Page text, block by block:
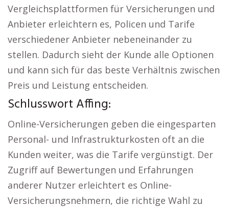
Vergleichsplattformen für Versicherungen und
Anbieter erleichtern es, Policen und Tarife
verschiedener Anbieter nebeneinander zu
stellen. Dadurch sieht der Kunde alle Optionen
und kann sich für das beste Verhältnis zwischen
Preis und Leistung entscheiden.
Schlusswort Affing:
Online-Versicherungen geben die eingesparten
Personal- und Infrastrukturkosten oft an die
Kunden weiter, was die Tarife vergünstigt. Der
Zugriff auf Bewertungen und Erfahrungen
anderer Nutzer erleichtert es Online-
Versicherungsnehmern, die richtige Wahl zu